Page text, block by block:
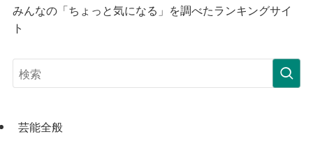
みんなの「ちょっと気になる」を調べたランキングサイ
ト
芸能全般